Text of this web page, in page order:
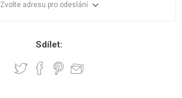
Zvolte adresu pro odeslání
Sdílet: